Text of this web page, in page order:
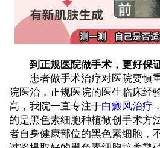
到正规医院做手术，更好保
患者做手术治疗对医院要慎
院医治，正规医院的医生临床经
高，我院一直专注于白癜风治疗
的是黑色素细胞种植微创手术方
者自身健康部位的黑色素细胞，